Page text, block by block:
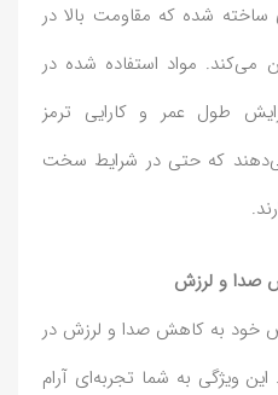
ساخته شده که مقاومت بالا در
می‌کند. مواد استفاده شده در
طول عمر و کارایی ترمز
که حتی در شرایط سخت
صدا و لرزش
خود به کاهش صدا و لرزش در
ویژگی به شما تجربه‌ای آرام